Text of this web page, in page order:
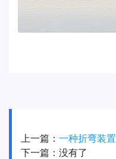
上一篇： 一种折弯装置
下一篇：没有了